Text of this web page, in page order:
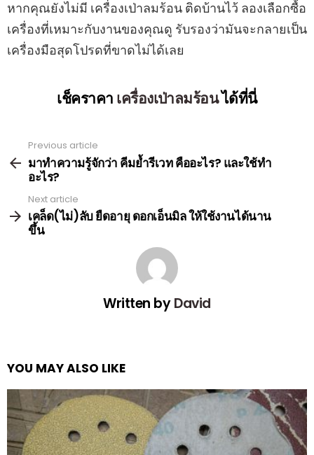
หากคุณยังไม่มี เครื่องเป่าลมร้อน ติดบ้านไว้ ลองเลือกซื้อ
เครื่องที่เหมาะกับงานของคุณดู รับรองว่ามันจะกลายเป็น
เครื่องมือสุดโปรดที่ขาดไม่ได้เลย
เช็คราคา เครื่องเป่าลมร้อนได้ที่นี่
more
Previous article
มาทำความรู้จักว่า คีมย้ำรีเวท คืออะไร? และใช้ทำ
อะไร?
Next article
เคล็ด(ไม่)ลับ ยืดอายุ ดอกเอ็นมิล ให้ใช้งานได้นาน
ขึ้น
Written byDavid
YOU MAY ALSO LIKE